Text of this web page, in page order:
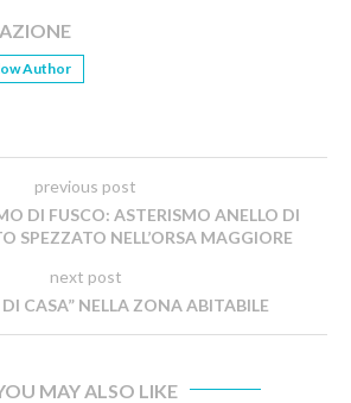
Author
previous post
DI FUSCO: ASTERISMO ANELLO DI
SPEZZATO NELL’ORSA MAGGIORE
next post
CASA” NELLA ZONA ABITABILE
MAY ALSO LIKE